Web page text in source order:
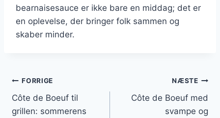
bearnaisesauce er ikke bare en middag; det er
en oplevelse, der bringer folk sammen og
skaber minder.
Indlægsnavigation
FORRIGE
Côte de Boeuf til
grillen: sommerens
NÆSTE
Côte de Boeuf med
svampe og